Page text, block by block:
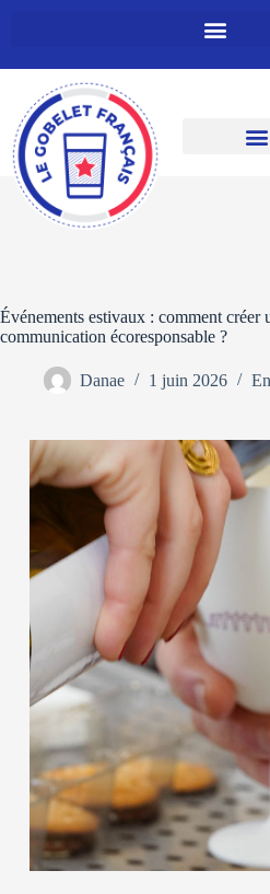
Événements estivaux : comment créer
communication écoresponsable ?
Danae 1 juin 2026